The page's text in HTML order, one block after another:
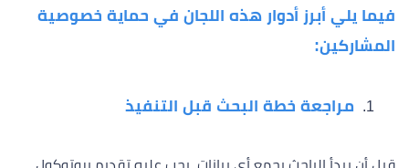
فيما يلي أبرز أدوار هذه اللجان في حماية خصوصية
المشاركين:
مراجعة خطة البحث قبل التنفيذ